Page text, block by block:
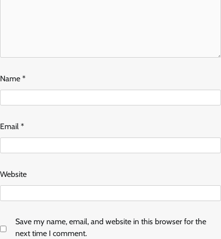
Name *
Email *
Website
Save my name, email, and website in this browser for the
next time I comment.